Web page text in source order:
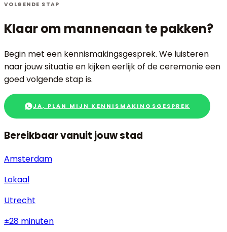
VOLGENDE STAP
Klaar om mannenaan te pakken?
Begin met een kennismakingsgesprek. We luisteren
naar jouw situatie en kijken eerlijk of de ceremonie een
goed volgende stap is.
JA, PLAN MIJN KENNISMAKINGSGESPREK
Bereikbaar vanuit jouw stad
Amsterdam
Lokaal
Utrecht
±28 minuten